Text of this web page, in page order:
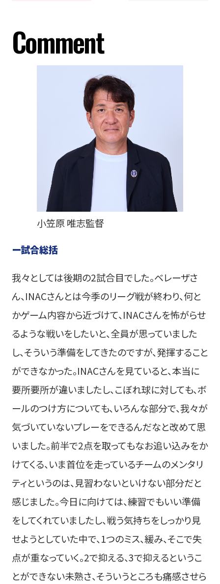
Comment
小笠原 唯志監督
ー試合総括
我々としては後期の2試合目でした。ベレーザさ
ん、INACさんとは今季のリーグ戦が終わり、何と
かゲーム内容から近づけて、INACさんを怖がらせ
るような戦いをしたいと、全員が思っていました
し、そういう準備をしてきたのですが、発揮すること
ができなかった。INACさんを見ていると、本当に
要所要所が違いましたし、こぼれ球に対しても、ボ
ールのつけ方についても、いろんな部分で、我々が
気づいていないプレーをできるんだなと改めて思
いました。前半で2点を取ってもなお追い込みをか
けてくる、いま首位を走っているチームのメンタリ
ティというのは、見習わないといけない部分だと
感じました。今日に向けては、練習でもいい準備
をしてくれていましたし、戦う気持ちをしっかり見
せようとしていた中で、1つのミス、緩み、そこで失
点が重なっていく。2で抑える、3で抑えるというこ
とができない未熟さ、そういうところも痛感させら